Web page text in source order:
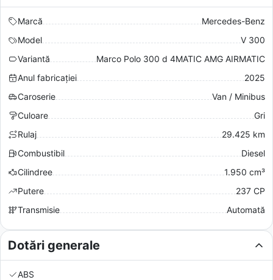
Marcă
Mercedes-Benz
Model
V 300
Variantă
Marco Polo 300 d 4MATIC AMG AIRMATIC
Anul fabricației
2025
Caroserie
Van / Minibus
Culoare
Gri
Rulaj
29.425 km
Combustibil
Diesel
Cilindree
1.950 cm³
Putere
237 CP
Transmisie
Automată
Dotări generale
ABS